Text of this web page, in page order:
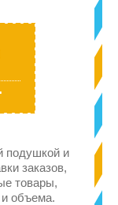
подушкой и
заказов,
товары,
и объема.